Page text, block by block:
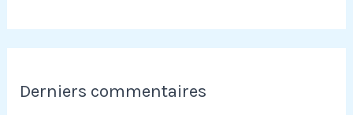
Derniers commentaires